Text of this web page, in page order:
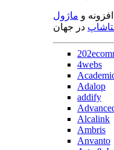
و ماژول
در جهان
4webs
Adalop
addify
Alcalink
Ambris
Anvanto